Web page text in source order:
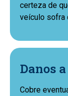
certeza de
veículo sofra
Danos
Cobre